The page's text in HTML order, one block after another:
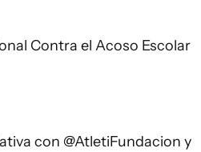
Contra el Acoso Escolar
con @AtletiFundacion y